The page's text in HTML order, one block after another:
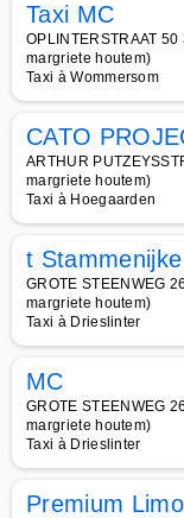
Taxi MC
OPLINTERSTRAAT
margriete houtem)
Taxi à Wommersom
CATO
ARTHUR
margriete houtem)
Taxi à Hoegaarden
t Stammenijke
GROTE STEENWEG
margriete houtem)
Taxi à Drieslinter
MC
GROTE STEENWEG
margriete houtem)
Taxi à Drieslinter
Premium Limo